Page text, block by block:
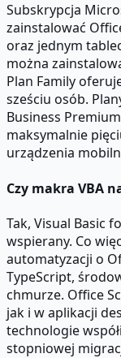
Subskrypcja
zainstalować
oraz jednym
można
Plan Family
sześciu osób.
Business
maksymalnie
urządzenia
Czy makra VBA
Tak, Visual Basic
wspierany. Co
automatyzacji o
TypeScript,
chmurze. Office
jak i w aplikacji
technologie
stopniowej